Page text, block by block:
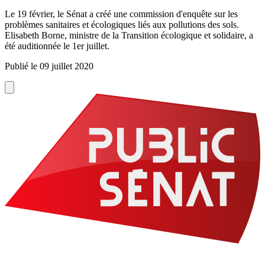
Le 19 février, le Sénat a créé une commission d'enquête sur les
problèmes sanitaires et écologiques liés aux pollutions des sols.
Elisabeth Borne, ministre de la Transition écologique et solidaire, a
été auditionnée le 1er juillet.
Publié le 09 juillet 2020